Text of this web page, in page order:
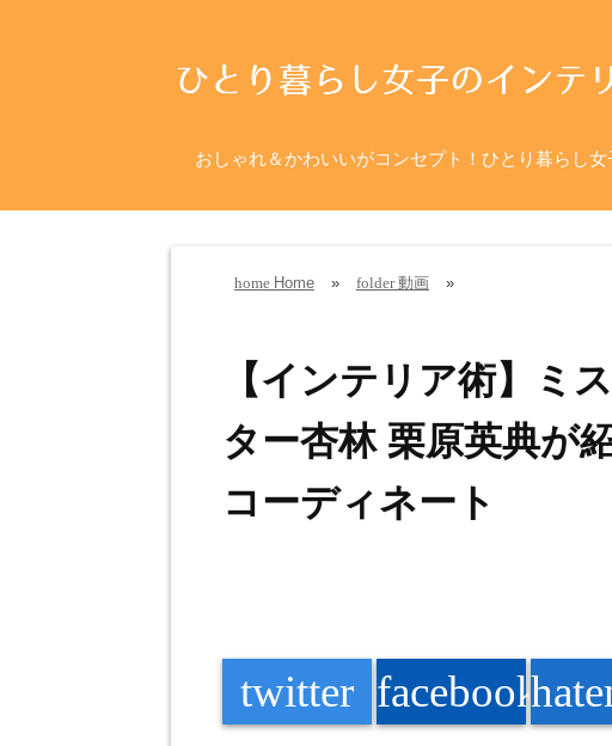
おしゃれ＆かわいいがコンセプト！ひとり暮らし
home Home » folder動画 »
【インテリア術】ミ
ター杏林 栗原英典が
コーディネート
twitter facebook